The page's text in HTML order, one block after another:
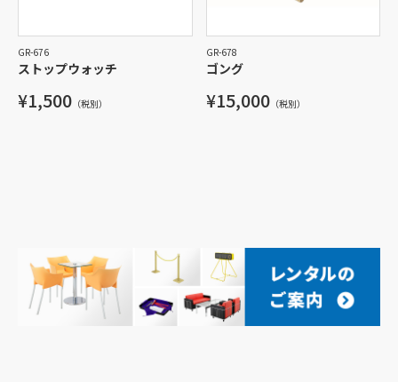
GR-676
ストップウォッチ
¥1,500 （税別）
GR-678
ゴング
¥15,000（税別）